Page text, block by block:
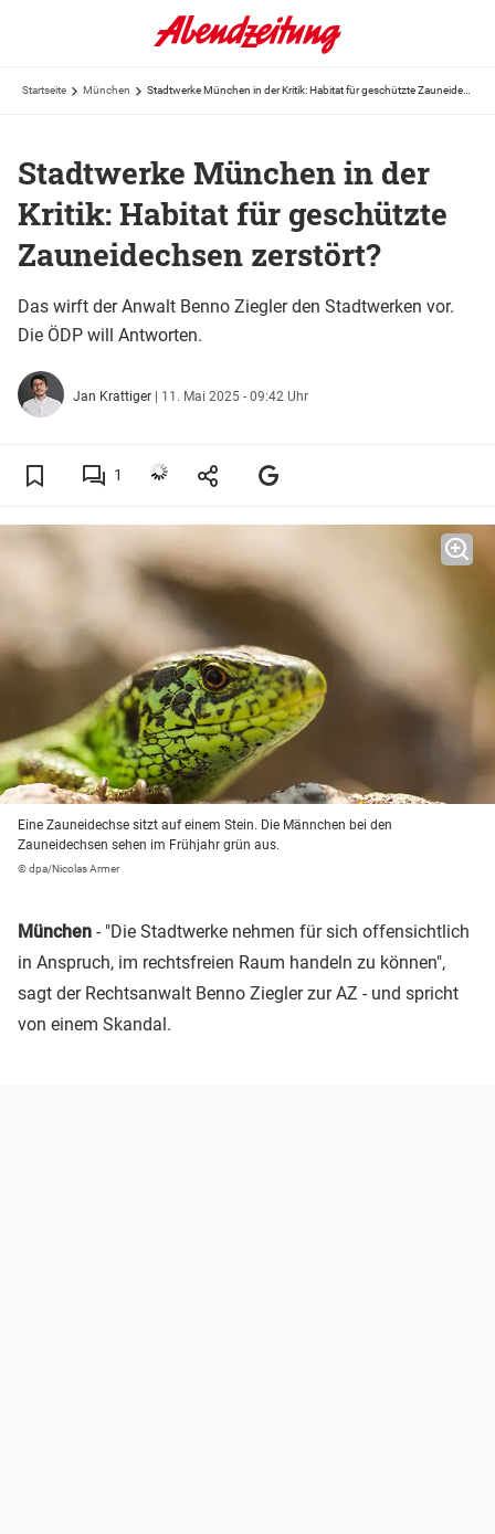
Startseite München
Stadtwerke München in der
Kritik: Habitat für geschützte
Zauneidechsen zerstört?
Das wirft der Anwalt Benno Ziegler den Stadtwerken vor.
Die ÖDP will Antworten.
Jan Krattiger | 11. Mai 2025 - 09:42 Uhr
1
Eine Zauneidechse sitzt auf einem Stein. Die Männchen bei den
Zauneidechsen sehen im Frühjahr grün aus.
© dpa/Nicolas Armer
München - "Die Stadtwerke nehmen für sich offensichtlich
in Anspruch, im rechtsfreien Raum handeln zu können",
sagt der Rechtsanwalt Benno Ziegler zur AZ - und spricht
von einem Skandal.